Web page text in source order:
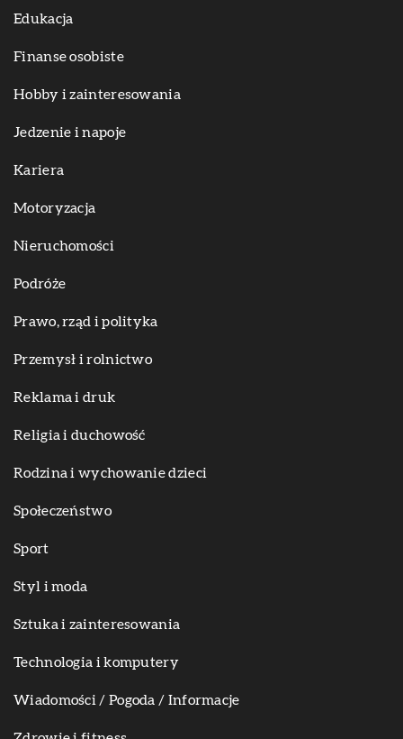
Edukacja
Finanse osobiste
Hobby i zainteresowania
Jedzenie i napoje
Kariera
Motoryzacja
Nieruchomości
Podróże
Prawo, rząd i polityka
Przemysł i rolnictwo
Reklama i druk
Religia i duchowość
Rodzina i wychowanie dzieci
Społeczeństwo
Sport
Styl i moda
Sztuka i zainteresowania
Technologia i komputery
Wiadomości / Pogoda / Informacje